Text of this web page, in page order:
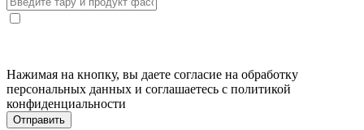
Нажимая на кнопку, вы даете согласие на обработку
персональных данных и соглашаетесь с политикой
конфиденциальности